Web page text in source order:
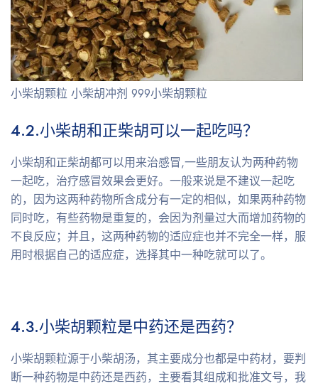
小柴胡颗粒 小柴胡冲剂 999小柴胡颗粒
4.2.小柴胡和正柴胡可以一起吃吗？
小柴胡和正柴胡都可以用来治感冒,一些朋友认为两种药物
一起吃，治疗感冒效果会更好。一般来说是不建议一起吃
的，因为这两种药物所含成分有一定的相似，如果两种药物
同时吃，有些药物是重复的，会因为剂量过大而增加药物的
不良反应；并且，这两种药物的适应症也并不完全一样，服
用时根据自己的适应症，选择其中一种吃就可以了。
4.3.小柴胡颗粒是中药还是西药？
小柴胡颗粒源于小柴胡汤，其主要成分也都是中药材，要判
断一种药物是中药还是西药，主要看其组成和批准文号，我